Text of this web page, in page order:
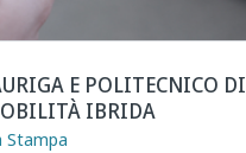
E POLITECNICO DI
IBRIDA
Stampa